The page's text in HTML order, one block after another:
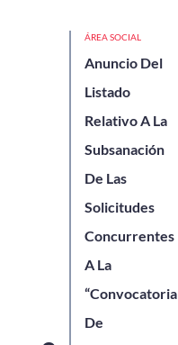
ÁREA SOCIAL
Anuncio Del
Listado
Relativo A La
Subsanación
De Las
Solicitudes
Concurrentes
A La
“Convocatoria
De